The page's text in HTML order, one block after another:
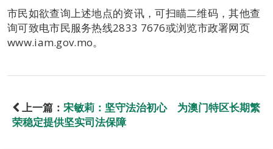
市民如欲查询上述地点的资讯，可扫瞄二维码，其他查
询可致电市民服务热线2833 7676或浏览市政署网页
www.iam.gov.mo。
上一篇： 宋敏莉：坚守法治初心 为澳门特区长期繁
荣稳定提供坚实司法保障